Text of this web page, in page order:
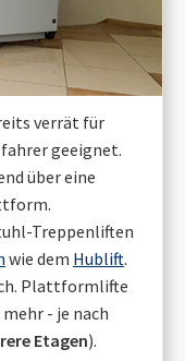
verrät für
geeignet.
über eine
Treppenliften
wie dem Hublift.
Plattformlifte
- je nach
Etagen).